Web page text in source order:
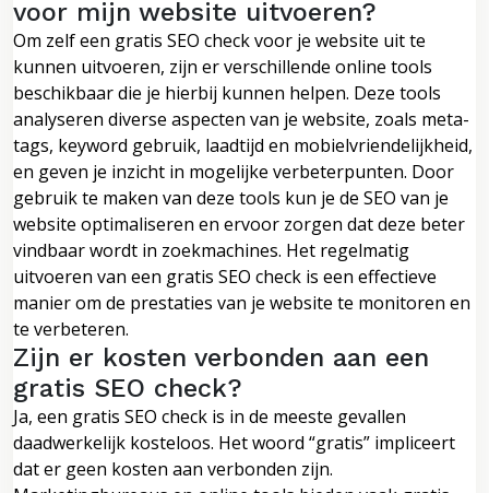
voor mijn website uitvoeren?
Om zelf een gratis SEO check voor je website uit te
kunnen uitvoeren, zijn er verschillende online tools
beschikbaar die je hierbij kunnen helpen. Deze tools
analyseren diverse aspecten van je website, zoals meta-
tags, keyword gebruik, laadtijd en mobielvriendelijkheid,
en geven je inzicht in mogelijke verbeterpunten. Door
gebruik te maken van deze tools kun je de SEO van je
website optimaliseren en ervoor zorgen dat deze beter
vindbaar wordt in zoekmachines. Het regelmatig
uitvoeren van een gratis SEO check is een effectieve
manier om de prestaties van je website te monitoren en
te verbeteren.
Zijn er kosten verbonden aan een
gratis SEO check?
Ja, een gratis SEO check is in de meeste gevallen
daadwerkelijk kosteloos. Het woord “gratis” impliceert
dat er geen kosten aan verbonden zijn.